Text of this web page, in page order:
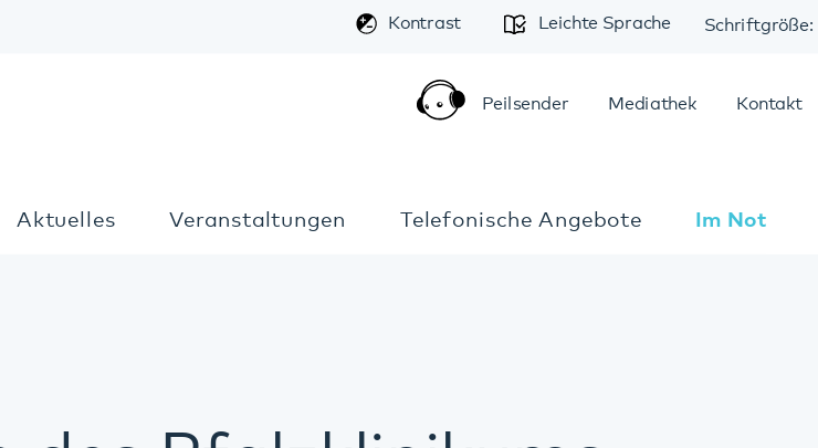
Schriftgröße: A A
Leichte Sprache
Kontrast
Anfahrt
Kontakt
Mediathek
Peilsender
Pfalzklinikums